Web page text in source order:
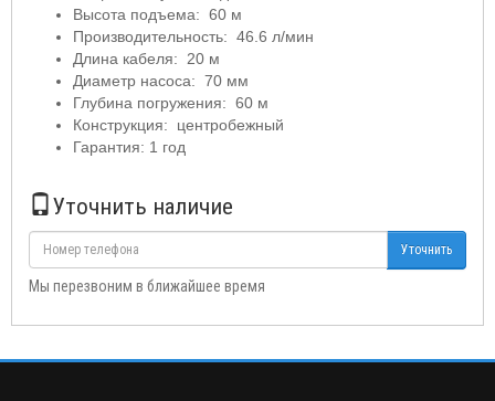
Высота подъема: 60 м
Производительность: 46.6 л/мин
Длина кабеля: 20 м
Диаметр насоса: 70 мм
Глубина погружения: 60 м
Конструкция: центробежный
Гарантия: 1 год
Уточнить наличие
Уточнить
Мы перезвоним в ближайшее время